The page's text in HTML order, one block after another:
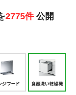
2775件公開